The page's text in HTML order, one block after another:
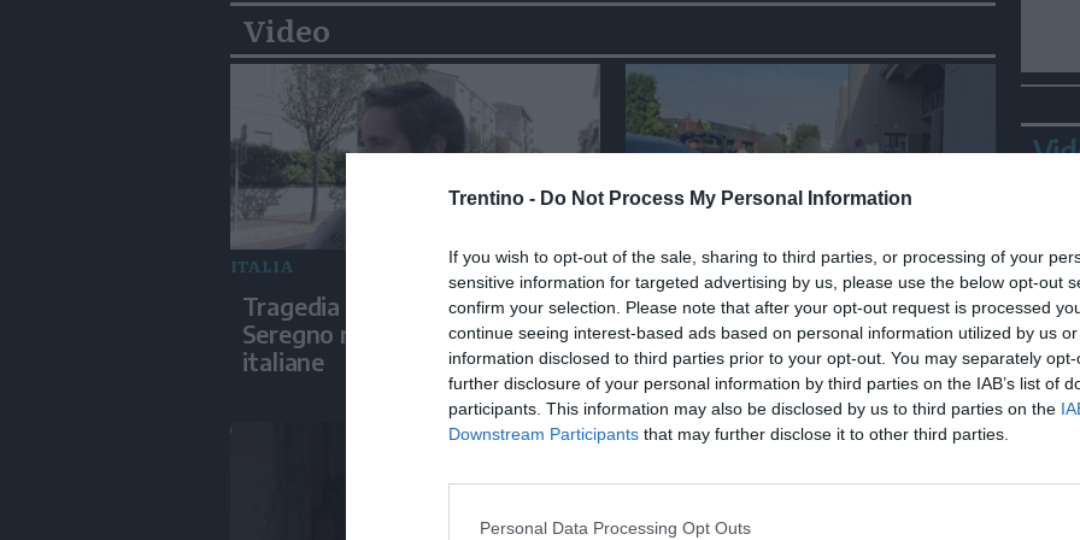
Trentino - Do Not Process My Personal Information
If you wish to opt-out of the sale, sharing to third parties, or processing of your
sensitive information for targeted advertising by us, please use the below opt-out
confirm your selection. Please note that after your opt-out request is processed
continue seeing interest-based ads based on personal information utilized by us
information disclosed to third parties prior to your opt-out. You may separately
further disclosure of your personal information by third parties on the IAB’s list of
participants. This information may also be disclosed by us to third parties on the
Downstream Participants that may further disclose it to other third parties.
Personal Data Processing Opt Outs
Video
ITALIA
Tragedia in Perù, il sindaco di
Seregno ricorda le vittime
italiane
ITALIA
Donna accoltellata fuori da
centro commerciale nel
Bresciano, è grave